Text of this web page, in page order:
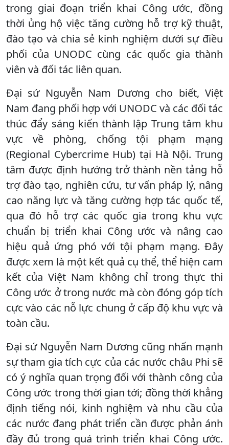
trong giai đoạn triển khai Công ước, đồng
thời ủng hộ việc tăng cường hỗ trợ kỹ thuật,
đào tạo và chia sẻ kinh nghiệm dưới sự điều
phối của UNODC cùng các quốc gia thành
viên và đối tác liên quan.
Đại sứ Nguyễn Nam Dương cho biết, Việt
Nam đang phối hợp với UNODC và các đối tác
thúc đẩy sáng kiến thành lập Trung tâm khu
vực về phòng, chống tội phạm mạng
(Regional Cybercrime Hub) tại Hà Nội. Trung
tâm được định hướng trở thành nền tảng hỗ
trợ đào tạo, nghiên cứu, tư vấn pháp lý, nâng
cao năng lực và tăng cường hợp tác quốc tế,
qua đó hỗ trợ các quốc gia trong khu vực
chuẩn bị triển khai Công ước và nâng cao
hiệu quả ứng phó với tội phạm mạng. Đây
được xem là một kết quả cụ thể, thể hiện cam
kết của Việt Nam không chỉ trong thực thi
Công ước ở trong nước mà còn đóng góp tích
cực vào các nỗ lực chung ở cấp độ khu vực và
toàn cầu.
Đại sứ Nguyễn Nam Dương cũng nhấn mạnh
sự tham gia tích cực của các nước châu Phi sẽ
có ý nghĩa quan trọng đối với thành công của
Công ước trong thời gian tới; đồng thời khẳng
định tiếng nói, kinh nghiệm và nhu cầu của
các nước đang phát triển cần được phản ánh
đầy đủ trong quá trình triển khai Công ước.